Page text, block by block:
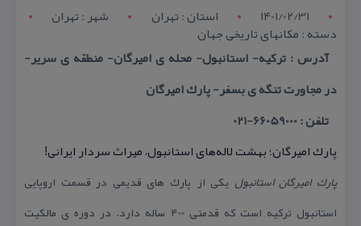
1401/02/31
استان : تهران شهر : تهران
دسته : مكانهای تاریخی جهان
آدرس : تركیه- استانبول- محله ی امیرگان- منطقه ی سریر-
در مجاورت تنگه ی بسفر- پارك امیرگان
تلفن : 66059000-021
پارك امیرگان؛ بهشت لاله‌های استانبول، میراث سردار ایرانی!
پارك امیرگان استانبول یكی از پارك های قدیمی در قسمت اروپایی
استانبول تركیه است كه قدمتی 400 ساله دارد. در دوره ی مالكیت